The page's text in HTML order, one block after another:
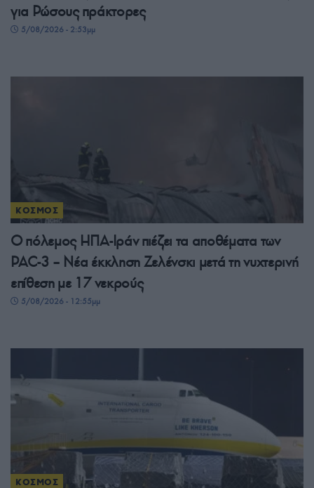
για Ρώσους πράκτορες
5/08/2026 - 2:53μμ
ΚΟΣΜΟΣ
Ο πόλεμος ΗΠΑ-Ιράν πιέζει τα αποθέματα των
PAC-3 – Νέα έκκληση Ζελένσκι μετά τη νυχτερινή
επίθεση με 17 νεκρούς
5/08/2026 - 12:55μμ
ΚΟΣΜΟΣ